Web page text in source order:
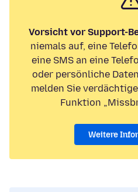
Vorsicht vor Support-
niemals auf, eine
eine SMS an eine
oder persönliche
melden Sie
Funktion
Weitere